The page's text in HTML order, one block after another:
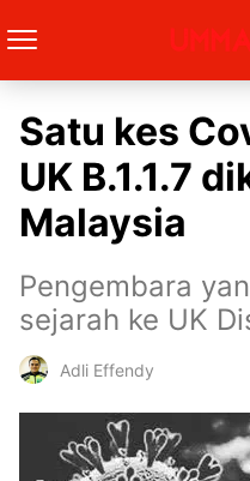
Satu kes
UK B.1.1.7
Malaysia
Pengembara
sejarah ke UK
Adli Effendy